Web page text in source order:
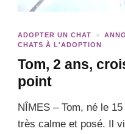
ADOPTER UN CHAT
CHATS À L'ADOPTION
Tom, 2 ans,
point
NÎMES – Tom, né le
très calme et posé. Il